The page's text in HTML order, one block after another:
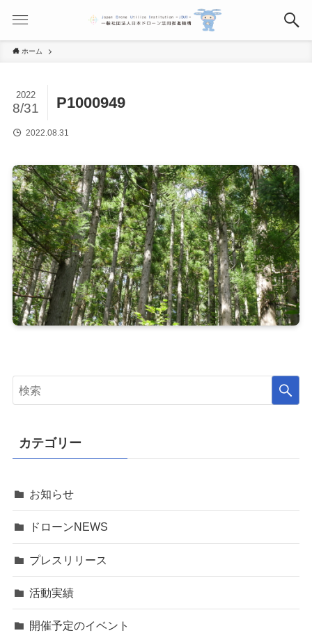
ホーム
P1000949
2022
8/31
2022.08.31
カテゴリー
お知らせ
ドローンNEWS
プレスリリース
活動実績
開催予定のイベント